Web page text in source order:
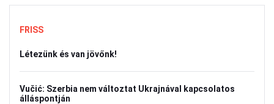
FRISS
Létezünk és van jövőnk!
Vučić: Szerbia nem változtat Ukrajnával kapcsolatos
álláspontján